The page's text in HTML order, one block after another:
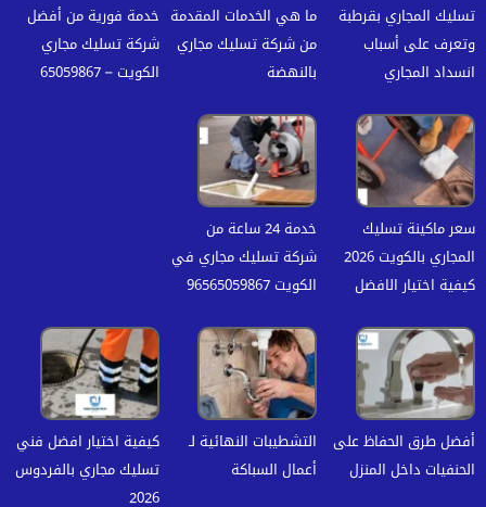
تسليك المجاري بقرطبة
وتعرف على أسباب
انسداد المجاري
ما هي الخدمات المقدمة
من شركة تسليك مجاري
بالنهضة
خدمة فورية من أفضل
شركة تسليك مجاري
الكويت – 65059867
سعر ماكينة تسليك
المجاري بالكويت 2026
كيفية اختيار الافضل
خدمة 24 ساعة من
شركة تسليك مجاري في
الكويت 96565059867
أفضل طرق الحفاظ على
الحنفيات داخل المنزل
التشطيبات النهائية لـ
أعمال السباكة
كيفية اختيار افضل فني
تسليك مجاري بالفردوس
2026